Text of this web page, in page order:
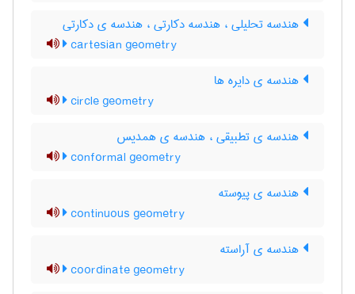
هندسه تحلیلی ، هندسه دکارتی ، هندسه ی دکارتی
cartesian geometry
هندسه ی دایره ها
circle geometry
هندسه ی تطبیقی ، هندسه ی همدیس
conformal geometry
هندسه ی پیوسته
continuous geometry
هندسه ی آراسته
coordinate geometry